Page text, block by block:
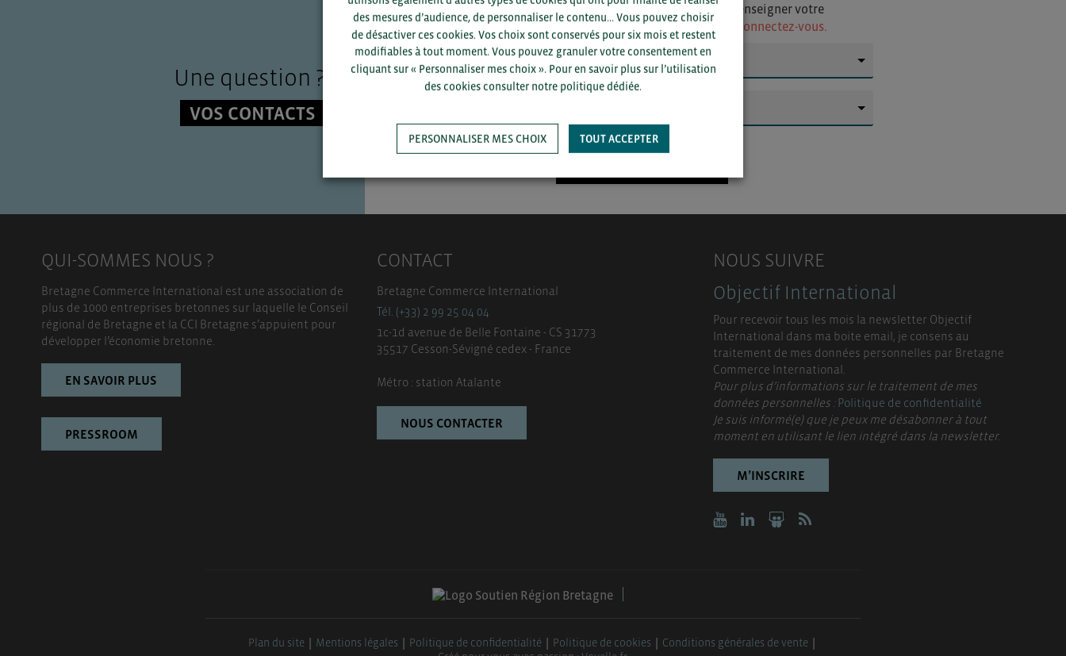
Une question ?
VOS CONTACTS
Pour voir les contacts, merci de renseigner votre
département et votre secteur
ou connectez-vous.
QUI-SOMMES NOUS ?
Bretagne Commerce International est une association de
plus de 1000 entreprises bretonnes sur laquelle le Conseil
régional de Bretagne et la CCI Bretagne s’appuient pour
développer l’économie bretonne.
EN SAVOIR PLUS
PRESSROOM
CONTACT
Bretagne Commerce International
Tél. (+33) 2 99 25 04 04
1c-1d avenue de Belle Fontaine - CS 31773
35517 Cesson-Sévigné cedex - France
Métro : station Atalante
NOUS CONTACTER
NOUS SUIVRE
Objectif International
Pour recevoir tous les mois la newsletter Objectif
International dans ma boite email, je consens au
traitement de mes données personnelles par Bretagne
Commerce International.
Pour plus d’informations sur le traitement de mes
données personnelles :Politique de confidentialité
Je suis informé(e) que je peux me désabonner à tout
moment en utilisant le lien intégré dans la newsletter.
M’INSCRIRE
Plan du site Mentions légales Politique de confidentialité Politique de cookies
Conditions générales de vente
des mesures d’audience, de personnaliser le contenu... Vous pouvez choisir
de désactiver ces cookies. Vos choix sont conservés pour six mois et restent
modifiables à tout moment. Vous pouvez granuler votre consentement en
cliquant sur « Personnaliser mes choix ». Pour en savoir plus sur l’utilisation
des cookies consulter notre politique dédiée.
PERSONNALISER MES CHOIX TOUT ACCEPTER